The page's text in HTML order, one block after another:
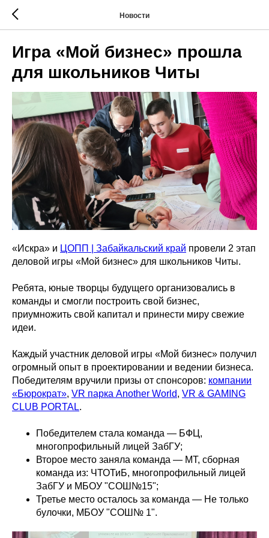
Новости
Игра «Мой бизнес» прошла
для школьников Читы
«Искра» и ЦОПП | Забайкальский край провели 2 этап
деловой игры «Мой бизнес» для школьников Читы.
Ребята, юные творцы будущего организовались в
команды и смогли построить свой бизнес,
приумножить свой капитал и принести миру свежие
идеи.
Каждый участник деловой игры «Мой бизнес» получил
огромный опыт в проектировании и ведении бизнеса.
Победителям вручили призы от спонсоров: компании
«Бюрократ», VR парка Another World, VR & GAMING
CLUB PORTAL.
Победителем стала команда — БФЦ,
многопрофильный лицей ЗабГУ;
Второе место заняла команда — МТ, сборная
команда из: ЧТОТиБ, многопрофильный лицей
ЗабГУ и МБОУ "СОШ№15";
Третье место осталось за команда — Не только
булочки, МБОУ "СОШ№ 1".